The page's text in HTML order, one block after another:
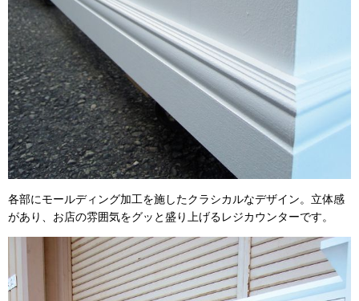
各部にモールディング加工を施したクラシカルなデザイン。 立体感
があり、お店の雰囲気をグッと盛り上げるレジカウンターです。